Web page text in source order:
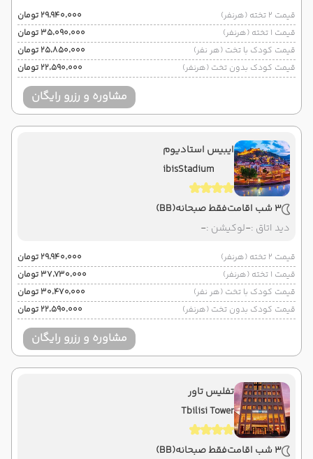
قیمت 2 تخته (هرنفر)
۲۹٬۹۴۰٬۰۰۰ تومان
قیمت 1 تخته (هرنفر)
۳۵٬۰۹۰٬۰۰۰ تومان
قیمت کودک با تخت (هر نفر)
۲۵٬۸۵۰٬۰۰۰ تومان
قیمت کودک بدون تخت (هرنفر)
۲۲٬۵۹۰٬۰۰۰ تومان
مشاوره و رزرو رایگان
ایبیس استادیوم
ibisStadium
3 شب اقامت فقط صبحانه(BB)
دید اتاق :-لوکیشن :-
قیمت 2 تخته (هرنفر)
۲۹٬۹۴۰٬۰۰۰ تومان
قیمت 1 تخته (هرنفر)
۳۷٬۷۳۰٬۰۰۰ تومان
قیمت کودک با تخت (هر نفر)
۳۰٬۴۷۰٬۰۰۰ تومان
قیمت کودک بدون تخت (هرنفر)
۲۲٬۵۹۰٬۰۰۰ تومان
مشاوره و رزرو رایگان
تفلیس تاور
Tbilisi Tower
3 شب اقامت فقط صبحانه(BB)